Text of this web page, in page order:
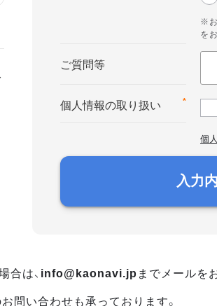
※お
を
ご質問等
*
個人情報の取り扱い
個
入力
合は、 info@kaonavi.jp までメールを
問い合わせも承っております。